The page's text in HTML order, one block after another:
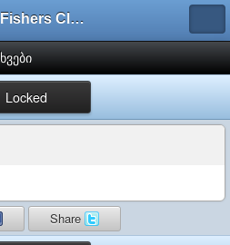
Carp Fishers Club Georgia
Locked
Share